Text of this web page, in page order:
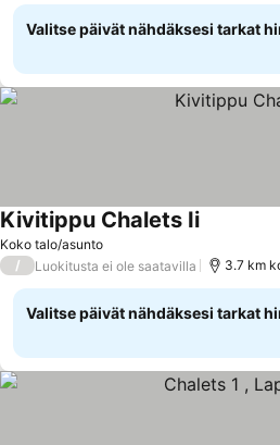
Valitse päivät nähdäksesi tarkat
Koko talo/asunto
Kivitippu Chalets Ii
/ Luokitusta ei ole saatavilla 3.7 km
Valitse päivät nähdäksesi tarkat